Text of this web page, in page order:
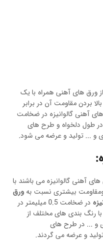
ورق های آهنی همراه با یک
بردن مقاومت آن در برابر
آهنی گالوانیزه در ضخامت
0.5 میلی متر در عرض های 1 و 1.25 در طول دلخواه و طرح های
ای و ... تولید و عرضه می شود.
آهنی گالوانیزه می باشند با
بیشتری نسبت به ورق
در ضخامت 0.5 میلیمتر در
با رنگ بندی های مختلف از
ای و ... در طرح های
و عرضه می گردند.